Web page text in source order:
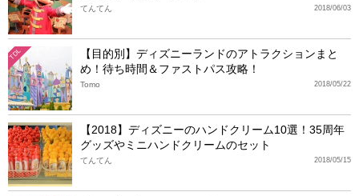
2018/06/03
てんてん
TDL
【目的別】ディズニーランドのアトラクションまと
め！待ち時間＆ファストパス攻略！
2018/05/22
Tomo
【2018】ディズニーのハンドクリーム10選！35周年
グッズやミニハンドクリームのセット
2018/05/15
てんてん